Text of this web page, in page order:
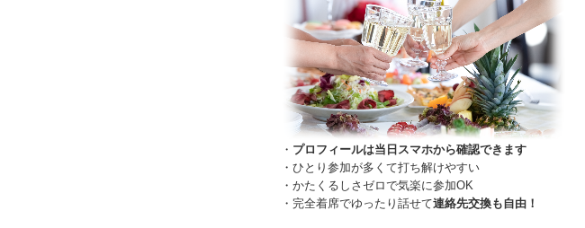
・ プロフィールは当日スマホから確認できます
・ひとり参加が多くて打ち解けやすい
・かたくるしさゼロで気楽に参加OK
・完全着席でゆったり話せて連絡先交換も自由！